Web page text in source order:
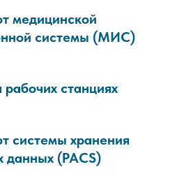
медицинской
системы (МИС)
станциях
системы хранения
данных (PACS)